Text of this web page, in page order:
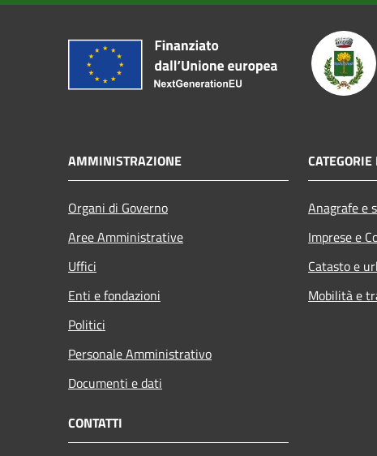
AMMINISTRAZIONE
Organi di Governo
Aree Amministrative
Uffici
Enti e fondazioni
Politici
Personale Amministrativo
Documenti e dati
Anagrafe e
Imprese e
Catasto e
Mobilità e
CONTATTI